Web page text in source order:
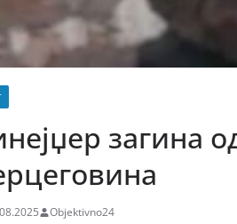
загина
Objektivno24